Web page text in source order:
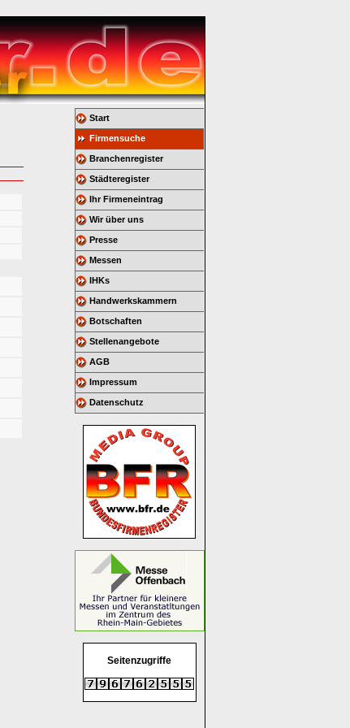
Start
Firmensuche
Branchenregister
Städteregister
Ihr Firmeneintrag
Wir über uns
Presse
Messen
IHKs
Handwerkskammern
Botschaften
Stellenangebote
AGB
Impressum
Datenschutz
Seitenzugriffe